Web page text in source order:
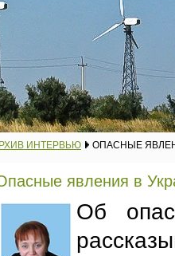
ИНТЕРВЬЮ ОПАСНЫЕ
явления в
Об